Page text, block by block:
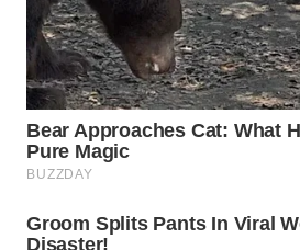
WN
INDRAMAYU
WN
KUNINGAN
MAJALENGKA